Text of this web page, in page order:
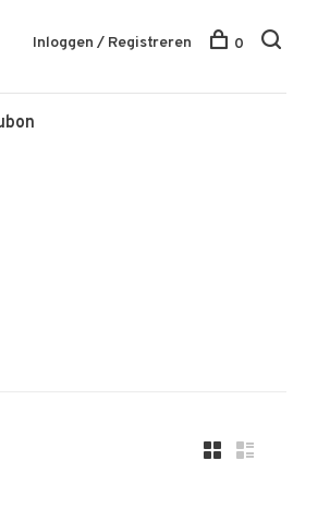
Inloggen / Registreren 0